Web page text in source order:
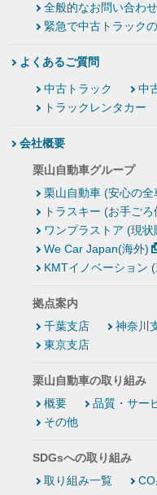
全般的なお問い合わせ
緊急で中古トラック
よくあるご質問
中古トラック
中
トラックレンタカー
会社概要
栗山自動車グループ
栗山自動車 (安心の
トラスキー (お手ご
ワンプラストア (現
We Car Japan(海外)
KMTイノベーション
拠点案内
千葉支店
神奈川
東京支店
栗山自動車の取り組み
概要
品質・サー
その他
SDGsへの取り組み
取り組み一覧